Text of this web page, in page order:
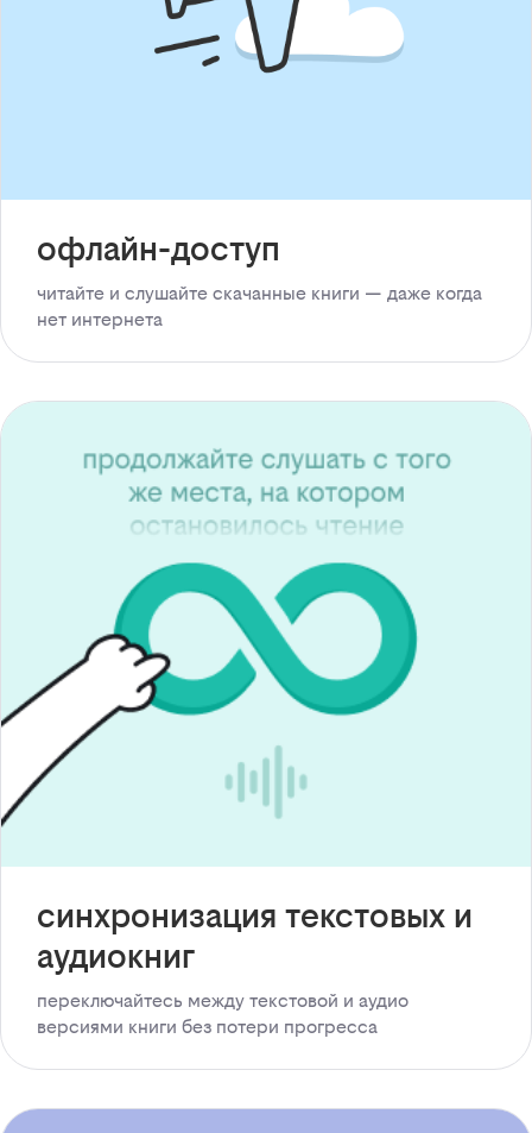
офлайн-доступ
читайте и слушайте скачанные книги — даже когда
нет интернета
синхронизация текстовых и
аудиокниг
переключайтесь между текстовой и аудио
версиями книги без потери прогресса